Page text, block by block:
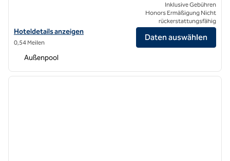
Hoteldetails für das Hilton San Diego Gaslamp Quarter anzeigen
Hoteldetails anzeigen
0,54 Meilen
Inklusive Gebühren
Honors Ermäßigung Nicht
rückerstattungsfähig
Daten auswählen
Außenpool
1 von 12